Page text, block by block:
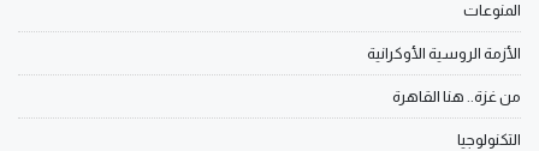
المنوعات
الأزمة الروسية الأوكرانية
من غزة.. هنا القاهرة
التكنولوجيا